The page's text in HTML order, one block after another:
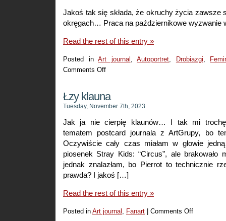
Jakoś tak się składa, że okruchy życia zawsze
okręgach… Praca na październikowe wyzwanie
Read the rest of this entry »
Posted inArt journal ,Autoportret, Drobiazgi,
Comments Offon
Łzy klauna
Tuesday, November 7th, 2023
Jak ja nie cierpię klaunów… I tak mi trochę
tematem postcard journala z ArtGrupy, bo
Oczywiście cały czas miałam w głowie
piosenek Stray Kids: “Circus”, ale brakowało
jednak znalazłam, bo Pierrot to technicznie
prawda? I jakoś […]
Read the rest of this entry »
Posted in Art journal , Fanart Comments Offon